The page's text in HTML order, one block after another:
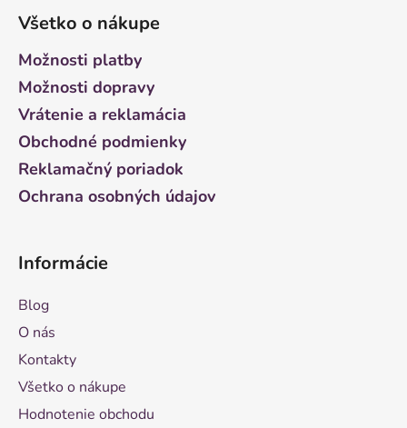
Všetko o nákupe
Možnosti platby
Možnosti dopravy
Vrátenie a reklamácia
Obchodné podmienky
Reklamačný poriadok
Ochrana osobných údajov
Informácie
Blog
O nás
Kontakty
Všetko o nákupe
Hodnotenie obchodu